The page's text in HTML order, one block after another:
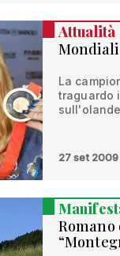
Attualità
Mondiali
La
traguardo
27 set 2009
Romano